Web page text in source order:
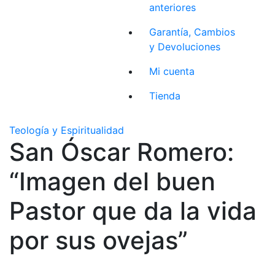
anteriores
Garantía, Cambios
y Devoluciones
Mi cuenta
Tienda
Teología y Espiritualidad
San Óscar Romero:
“Imagen del buen
Pastor que da la vida
por sus ovejas”